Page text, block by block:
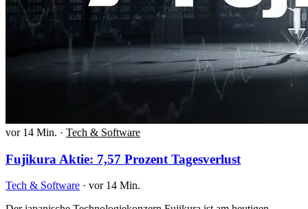
vor 14 Min. · Tech & Software
Fujikura Aktie: 7,57 Prozent Tagesverlust
Tech & Software · vor 14 Min.